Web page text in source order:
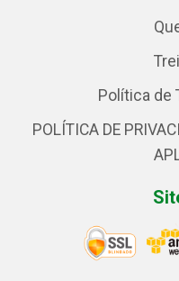
Política de
POLÍTICA DE